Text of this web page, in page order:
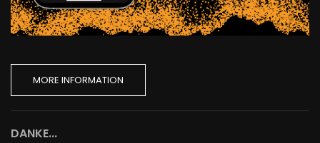
MORE INFORMATION
DANKE...